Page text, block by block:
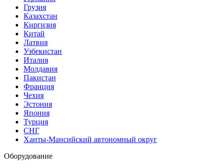
Грузия
Казахстан
Киргизия
Китай
Латвия
Узбекистан
Италия
Молдавия
Пакистан
Франция
Чехия
Эстония
Япония
Турция
СНГ
Ханты-Мансийский автономный округ
Оборудование